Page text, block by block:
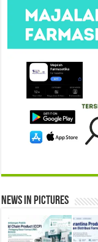
News in Pictures